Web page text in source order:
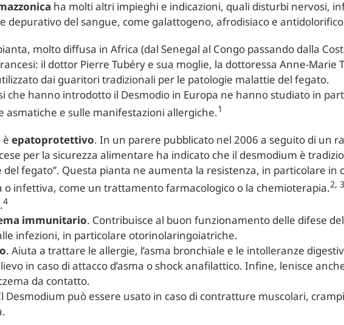
ha molti altri impieghi e indicazioni, quali disturbi nervosi,
depurativo del sangue, come galattogeno, afrodisiaco e
molto diffusa in Africa (dal Senegal al Congo passando dalla
il dottor Pierre Tubéry e sua moglie, la dottoressa Anne-Marie
dai guaritori tradizionali per le patologie malattie del fegato.
che hanno introdotto il Desmodio in Europa ne hanno studiato in
asmatiche e sulle manifestazioni allergiche.1
èepatoprotettivo. In un parere pubblicato nel 2006 a seguito di un
per la sicurezza alimentare ha indicato che il desmodium è
del fegato”. Questa pianta ne aumenta la resistenza, in particolare in
o infettiva, come un trattamento farmacologico o la chemioterapia.2, 3
4
immunitario. Contribuisce al buon funzionamento delle difese
infezioni, in particolare otorinolaringoiatriche.
. Aiuta a trattare le allergie, l’asma bronchiale e le intolleranze
in caso di attacco d’asma o shock anafilattico. Infine, lenisce
da contatto.
Desmodium può essere usato in caso di contratture muscolari,